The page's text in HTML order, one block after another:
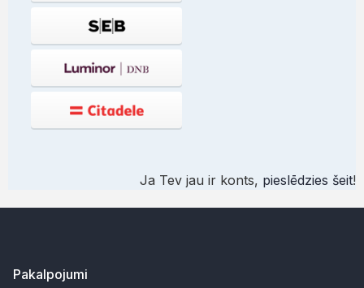
Ja Tev jau ir konts, pieslēdzies šeit!
Pakalpojumi